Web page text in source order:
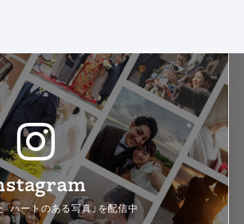
ハートのある写真」を配信中